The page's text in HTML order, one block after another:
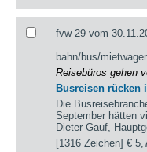
fvw 29 vom
bahn/bus/
Reisebüros gehen
Busreisen rücken
Die
September hätten
Dieter Gauf,
[1316 Zeichen]€